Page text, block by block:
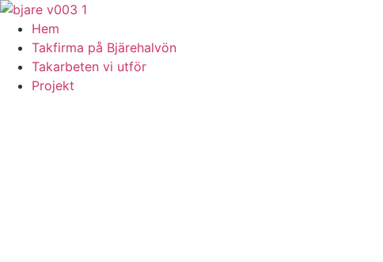
Skip
content
Hem
Takfirma på Bjärehalvön
Takarbeten vi utför
Projekt